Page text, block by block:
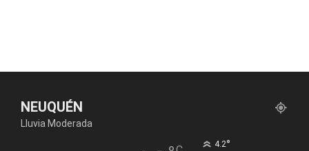
NEUQUÉN
Lluvia Moderada
4.2°